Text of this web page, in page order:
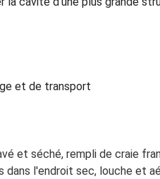
et de transport
et séché, rempli de craie
dans l'endroit sec, louche et